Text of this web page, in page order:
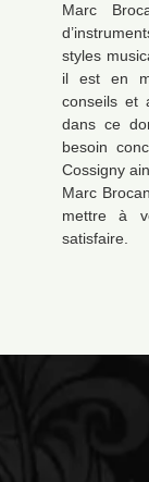
Marc
styles
il est en
conseils et
dans ce
besoin
Cossigny
Marc
mettre à
satisfaire.